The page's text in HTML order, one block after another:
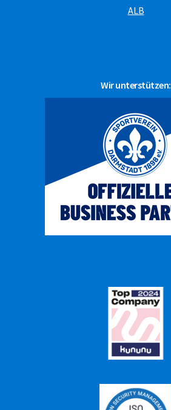
Wir unterstützen:
ALB